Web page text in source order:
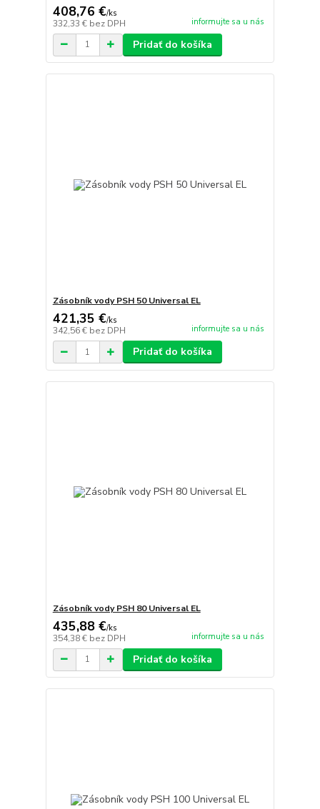
408,76 €/ks
332,33 € bez DPH informujte sa u nás
Pridať do košíka
Zásobník vody PSH 50 Universal EL
421,35 €/ks
342,56 € bez DPH informujte sa u nás
Pridať do košíka
Zásobník vody PSH 80 Universal EL
435,88 €/ks
354,38 € bez DPH informujte sa u nás
Pridať do košíka